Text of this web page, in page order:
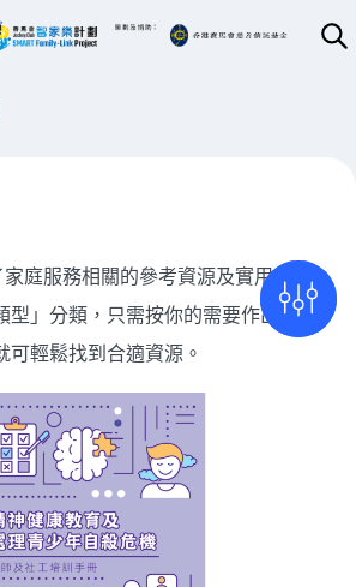
庭服務相關的參考資源及實用套材，
型」分類，只需按你的需要作出篩選，
可輕鬆找到合適資源。